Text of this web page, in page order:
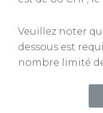
Veuillez noter
dessous est
nombre limité